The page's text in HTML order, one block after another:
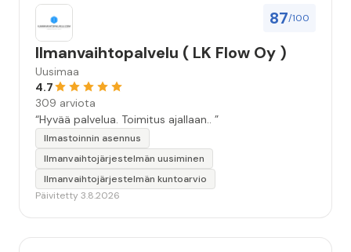
87/100
Ilmanvaihtopalvelu ( LK Flow Oy )
Uusimaa
4.7
309 arviota
“Hyvää palvelua. Toimitus ajallaan.. ”
Ilmastoinnin asennus
Ilmanvaihtojärjestelmän uusiminen
Ilmanvaihtojärjestelmän kuntoarvio
Päivitetty 3.8.2026